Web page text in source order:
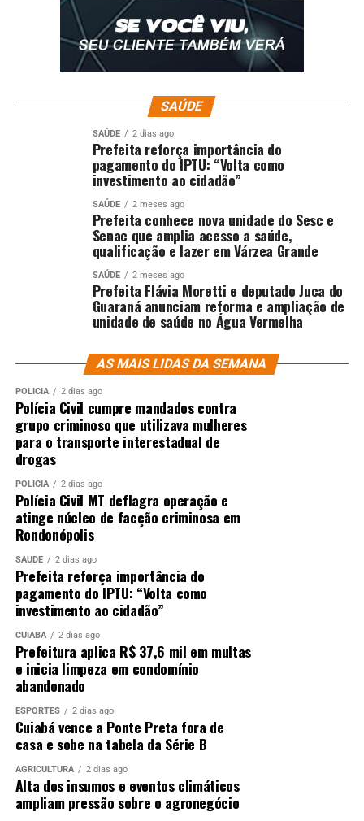
SAÚDE
SAÚDE 2 dias ago
Prefeita reforça importância do
pagamento do IPTU: “Volta como
investimento ao cidadão”
SAÚDE 2 meses ago
Prefeita conhece nova unidade do Sesc e
Senac que amplia acesso a saúde,
qualificação e lazer em Várzea Grande
SAÚDE 2 meses ago
Prefeita Flávia Moretti e deputado Juca do
Guaraná anunciam reforma e ampliação de
unidade de saúde no Água Vermelha
AS MAIS LIDAS DA SEMANA
POLÍCIA 2 dias ago
Polícia Civil cumpre mandados contra
grupo criminoso que utilizava mulheres
para o transporte interestadual de
drogas
POLÍCIA 2 dias ago
Polícia Civil MT deflagra operação e
atinge núcleo de facção criminosa em
Rondonópolis
SAÚDE 2 dias ago
Prefeita reforça importância do
pagamento do IPTU: “Volta como
investimento ao cidadão”
CUIABÁ 2 dias ago
Prefeitura aplica R$ 37,6 mil em multas
e inicia limpeza em condomínio
abandonado
ESPORTES 2 dias ago
Cuiabá vence a Ponte Preta fora de
casa e sobe na tabela da Série B
AGRICULTURA 2 dias ago
Alta dos insumos e eventos climáticos
ampliam pressão sobre o agronegócio